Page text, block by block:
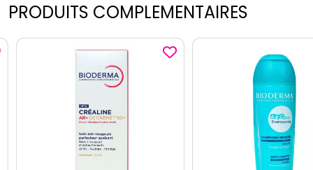
PRODUITS COMPLEMENTAIRES